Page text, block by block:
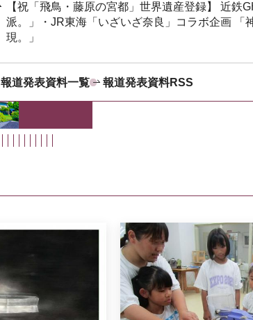
【祝「飛鳥・藤原の宮都」世界遺産登録】 近鉄
派。」・JR東海「いざいざ奈良」コラボ企画 「
現。」
報道発表資料一覧 報道発表資料RSS